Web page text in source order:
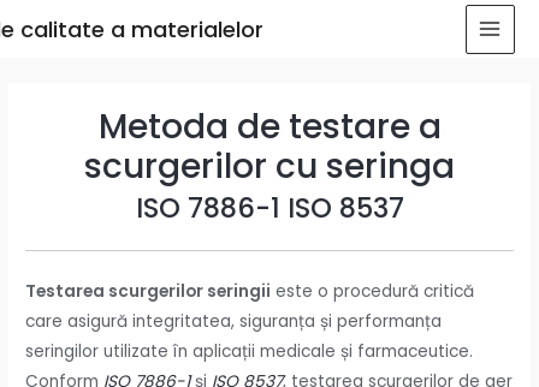
calitate a materialelor
Metoda de testare a
scurgerilor cu seringa
ISO 7886-1 ISO 8537
Testarea scurgerilor seringii este o procedură critică
care asigură integritatea, siguranța și performanța
seringilor utilizate în aplicații medicale și farmaceutice.
Conform ISO 7886-1 și ISO 8537, testarea scurgerilor de aer